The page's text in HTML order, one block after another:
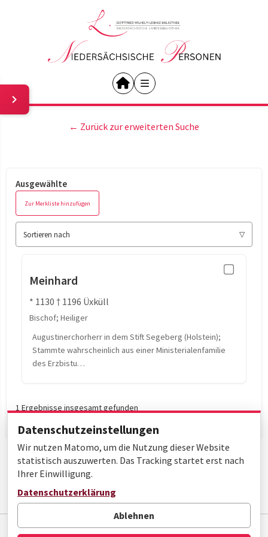
← Zurück zur erweiterten Suche
Ausgewählte
Zur Merkliste hinzufügen
Sortieren nach
Meinhard
* 1130 † 1196 Üxküll
Bischof; Heiliger
Augustinerchorherr in dem Stift Segeberg (Holstein);
Stammte wahrscheinlich aus einer Ministerialenfamilie
des Erzbistu…
1 Ergebnisse insgesamt gefunden
Seite 1 von 1
Impressum Datenschutz Barrierefreiheit
Datenschutzeinstellungen
Wir nutzen Matomo, um die Nutzung dieser Website
statistisch auszuwerten. Das Tracking startet erst nach
Ihrer Einwilligung.
Datenschutzerklärung
Ablehnen